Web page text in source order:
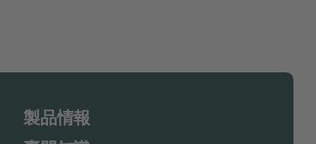
製品情報